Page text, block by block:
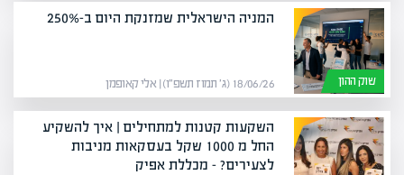
שוק ההון
המניה הישראלית שמזנקת היום ב-250%
18/06/26 (ג׳ תמוז תשפ״ו) | אלי קאופמן
השקעות קטנות למתחילים | איך להשקיע
החל מ 1000 שקל בעסקאות מניבות
לצעירים? – מכללת אפיק